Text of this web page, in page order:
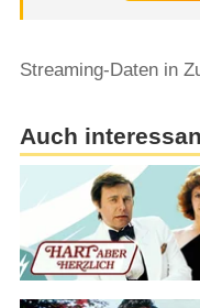
Streaming-Daten in
Auch